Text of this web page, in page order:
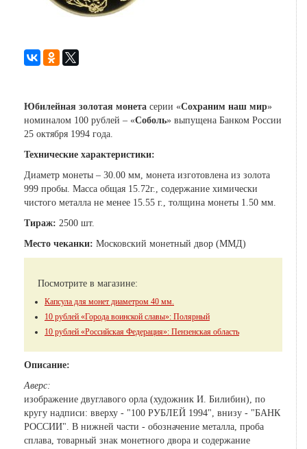
Юбилейная золотая монета серии «Сохраним наш мир»
номиналом 100 рублей – «Соболь» выпущена Банком России
25 октября 1994 года.
Технические характеристики:
Диаметр монеты – 30.00 мм, монета изготовлена из золота
999 пробы. Масса общая 15.72г., содержание химически
чистого металла не менее 15.55 г., толщина монеты 1.50 мм.
Тираж: 2500 шт.
Место чеканки: Московский монетный двор (ММД)
Посмотрите в магазине:
Капсула для монет диаметром 40 мм.
10 рублей «Города воинской славы»: Полярный
10 рублей «Российская Федерация»: Пензенская область
Описание:
Аверс:
изображение двуглавого орла (художник И. Билибин), по
кругу надписи: вверху - "100 РУБЛЕЙ 1994", внизу - "БАНК
РОССИИ". В нижней части - обозначение металла, проба
сплава, товарный знак монетного двора и содержание